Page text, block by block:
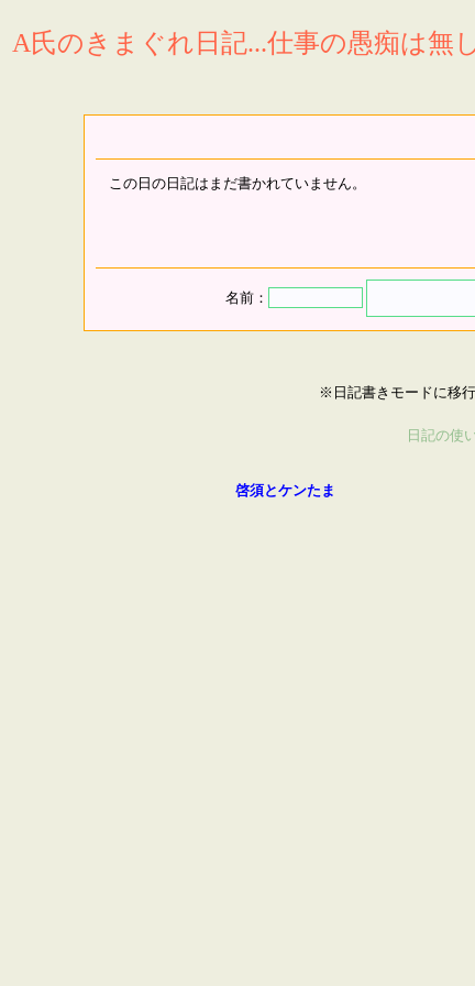
A氏のきまぐれ日記...仕事の愚痴は無
この日の日記はまだ書かれていません。
名前：
※日記書きモードに移
日記の使
啓須とケンたま